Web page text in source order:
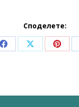
Споделете:
Share Share Share